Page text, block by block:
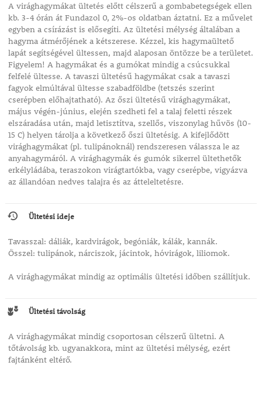
A virághagymákat ültetés előtt célszerű a gombabetegségek ellen
kb. 3-4 órán át Fundazol 0, 2%-os oldatban áztatni. Ez a művelet
egyben a csírázást is elősegíti. Az ültetési mélység általában a
hagyma átmérőjének a kétszerese. Kézzel, kis hagymaültető
lapát segítségével ültessen, majd alaposan öntözze be a területet.
Figyelem! A hagymákat és a gumókat mindig a csúcsukkal
felfelé ültesse. A tavaszi ültetésű hagymákat csak a tavaszi
fagyok elmúltával ültesse szabadföldbe (tetszés szerint
cserépben előhajtatható). Az őszi ültetésű virághagymákat,
május végén-június, elején szedheti fel a talaj feletti részek
elszáradása után, majd letisztítva, szellős, viszonylag hűvös (10-
15 C) helyen tárolja a következő őszi ültetésig. A kifejlődött
virághagymákat (pl. tulipánoknál) rendszeresen válassza le az
anyahagymáról. A virághagymák és gumók sikerrel ültethetők
erkélyládába, teraszokon virágtartókba, vagy cserépbe, vigyázva
az állandóan nedves talajra és az átteleltetésre.
Ültetési ideje
Tavasszal: dáliák, kardvirágok, begóniák, kálák, kannák.
Ősszel: tulipánok, nárciszok, jácintok, hóvirágok, liliomok.
A virághagymákat mindig az optimális ültetési időben szállítjuk.
Ültetési távolság
A virághagymákat mindig csoportosan célszerű ültetni. A
tőtávolság kb. ugyanakkora, mint az ültetési mélység, ezért
fajtánként eltérő.